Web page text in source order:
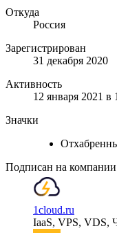
Откуда
Россия
Зарегистрирован
31 декабря 2020
Активность
12 января 2021 в
Значки
Подписан на компании
1cloud.ru
IaaS, VPS, VDS,